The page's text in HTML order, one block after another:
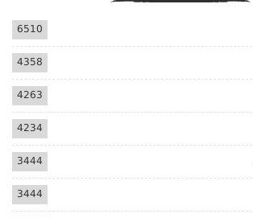
6510
4358
4263
4234
3444
3444